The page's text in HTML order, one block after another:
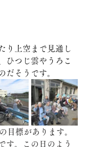
り上空まで見通し
ひつじ雲やうろこ
だそうです。
目標があります。
す。この日のよう